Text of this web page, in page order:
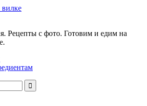
Рецепты с фото. Готовим и едим на